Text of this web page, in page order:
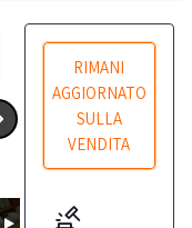
RIMANI
AGGIORNATO
SULLA
VENDITA